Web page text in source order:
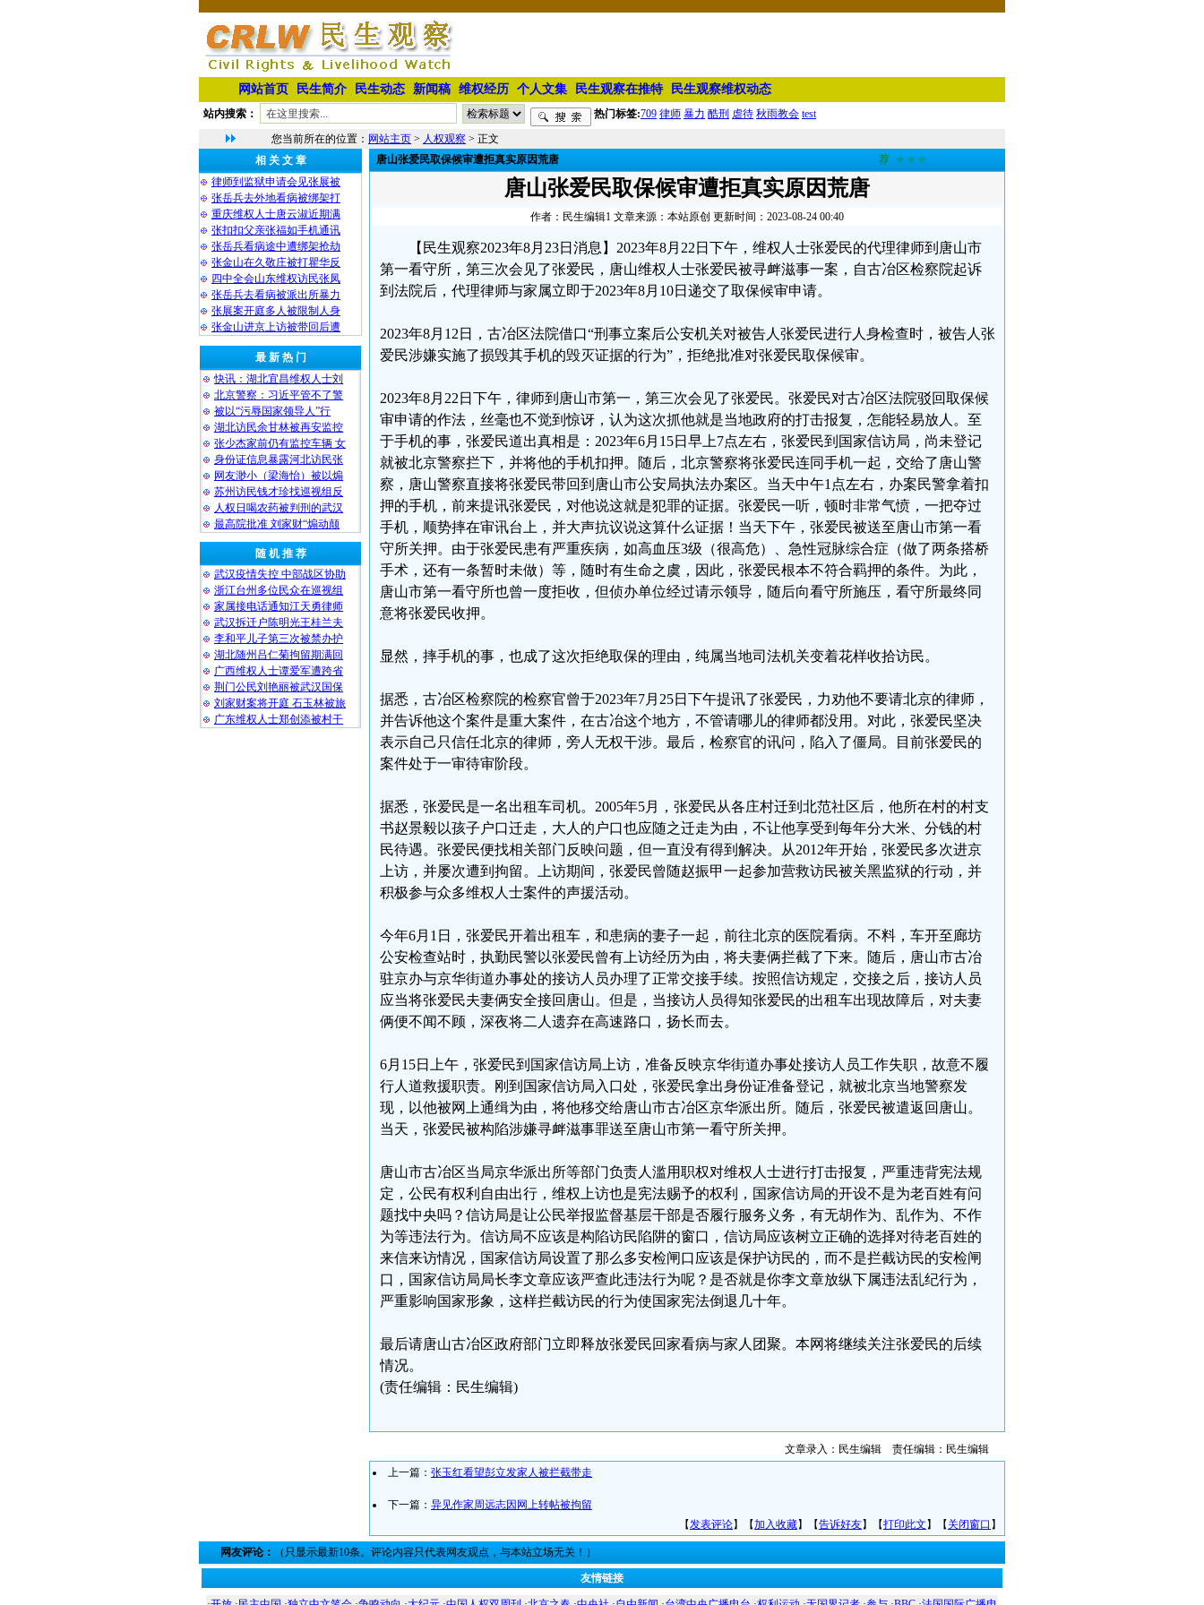
网站首页 民生简介 民生动态 新闻稿 维权经历 个人文集 民生观察在推特 民生观察维权动态
站内搜索： 热门标签:709 律师 暴力 酷刑 虐待 秋雨教会 test
您当前所在的位置： 网站主页 > 人权观察 > 正文
相 关 文 章
律师到监狱申请会见张展被
张岳兵去外地看病被绑架打
重庆维权人士唐云淑近期满
张扣扣父亲张福如手机通讯
张岳兵看病途中遭绑架抢劫
张金山在久敬庄被打瞿华反
四中全会山东维权访民张凤
张岳兵去看病被派出所暴力
张展案开庭多人被限制人身
张金山进京上访被带回后遭
最 新 热 门
快讯：湖北宜昌维权人士刘
北京警察：习近平管不了警
被以“污辱国家领导人”行
湖北访民余甘林被再安监控
张少杰家前仍有监控车辆 女
身份证信息暴露河北访民张
网友渺小（梁海怡）被以煽
苏州访民钱才珍找巡视组反
人权日喝农药被判刑的武汉
最高院批准 刘家财“煽动颠
随 机 推 荐
武汉疫情失控 中部战区协助
浙江台州多位民众在巡视组
家属接电话通知江天勇律师
武汉拆迁户陈明光王桂兰夫
李和平儿子第三次被禁办护
湖北随州吕仁菊拘留期满回
广西维权人士谭爱军遭跨省
荆门公民刘艳丽被武汉国保
刘家财案将开庭 石玉林被旅
广东维权人士郑创添被村干
唐山张爱民取保候审遭拒真实原因荒唐 荐 ★★★
唐山张爱民取保候审遭拒真实原因荒唐
作者：民生编辑1 文章来源：本站原创 更新时间：2023-08-24 00:40
【民生观察2023年8月23日消息】2023年8月22日下午，维权人士张爱民的代理律师到唐山市
第一看守所，第三次会见了张爱民，唐山维权人士张爱民被寻衅滋事一案，自古冶区检察院起诉
到法院后，代理律师与家属立即于2023年8月10日递交了取保候审申请。
2023年8月12日，古冶区法院借口“刑事立案后公安机关对被告人张爱民进行人身检查时，被告人张
爱民涉嫌实施了损毁其手机的毁灭证据的行为”，拒绝批准对张爱民取保候审。
2023年8月22日下午，律师到唐山市第一，第三次会见了张爱民。张爱民对古冶区法院驳回取保候
审申请的作法，丝毫也不觉到惊讶，认为这次抓他就是当地政府的打击报复，怎能轻易放人。至
于手机的事，张爱民道出真相是：2023年6月15日早上7点左右，张爱民到国家信访局，尚未登记
就被北京警察拦下，并将他的手机扣押。随后，北京警察将张爱民连同手机一起，交给了唐山警
察，唐山警察直接将张爱民带回到唐山市公安局执法办案区。当天中午1点左右，办案民警拿着扣
押的手机，前来提讯张爱民，对他说这就是犯罪的证据。张爱民一听，顿时非常气愤，一把夺过
手机，顺势摔在审讯台上，并大声抗议说这算什么证据！当天下午，张爱民被送至唐山市第一看
守所关押。由于张爱民患有严重疾病，如高血压3级（很高危）、急性冠脉综合症（做了两条搭桥
手术，还有一条暂时未做）等，随时有生命之虞，因此，张爱民根本不符合羁押的条件。为此，
唐山市第一看守所也曾一度拒收，但侦办单位经过请示领导，随后向看守所施压，看守所最终同
意将张爱民收押。
显然，摔手机的事，也成了这次拒绝取保的理由，纯属当地司法机关变着花样收拾访民。
据悉，古冶区检察院的检察官曾于2023年7月25日下午提讯了张爱民，力劝他不要请北京的律师，
并告诉他这个案件是重大案件，在古冶这个地方，不管请哪儿的律师都没用。对此，张爱民坚决
表示自己只信任北京的律师，旁人无权干涉。最后，检察官的讯问，陷入了僵局。目前张爱民的
案件处于一审待审阶段。
据悉，张爱民是一名出租车司机。2005年5月，张爱民从各庄村迁到北范社区后，他所在村的村支
书赵景毅以孩子户口迁走，大人的户口也应随之迁走为由，不让他享受到每年分大米、分钱的村
民待遇。张爱民便找相关部门反映问题，但一直没有得到解决。从2012年开始，张爱民多次进京
上访，并屡次遭到拘留。上访期间，张爱民曾随赵振甲一起参加营救访民被关黑监狱的行动，并
积极参与众多维权人士案件的声援活动。
今年6月1日，张爱民开着出租车，和患病的妻子一起，前往北京的医院看病。不料，车开至廊坊
公安检查站时，执勤民警以张爱民曾有上访经历为由，将夫妻俩拦截了下来。随后，唐山市古冶
驻京办与京华街道办事处的接访人员办理了正常交接手续。按照信访规定，交接之后，接访人员
应当将张爱民夫妻俩安全接回唐山。但是，当接访人员得知张爱民的出租车出现故障后，对夫妻
俩便不闻不顾，深夜将二人遗弃在高速路口，扬长而去。
6月15日上午，张爱民到国家信访局上访，准备反映京华街道办事处接访人员工作失职，故意不履
行人道救援职责。刚到国家信访局入口处，张爱民拿出身份证准备登记，就被北京当地警察发
现，以他被网上通缉为由，将他移交给唐山市古冶区京华派出所。随后，张爱民被遣返回唐山。
当天，张爱民被构陷涉嫌寻衅滋事罪送至唐山市第一看守所关押。
唐山市古冶区当局京华派出所等部门负责人滥用职权对维权人士进行打击报复，严重违背宪法规
定，公民有权利自由出行，维权上访也是宪法赐予的权利，国家信访局的开设不是为老百姓有问
题找中央吗？信访局是让公民举报监督基层干部是否履行服务义务，有无胡作为、乱作为、不作
为等违法行为。信访局不应该是构陷访民陷阱的窗口，信访局应该树立正确的选择对待老百姓的
来信来访情况，国家信访局设置了那么多安检闸口应该是保护访民的，而不是拦截访民的安检闸
口，国家信访局局长李文章应该严查此违法行为呢？是否就是你李文章放纵下属违法乱纪行为，
严重影响国家形象，这样拦截访民的行为使国家宪法倒退几十年。
最后请唐山古冶区政府部门立即释放张爱民回家看病与家人团聚。本网将继续关注张爱民的后续
情况。
(责任编辑：民生编辑)
文章录入：民生编辑 责任编辑：民生编辑
上一篇： 张玉红看望彭立发家人被拦截带走
下一篇： 异见作家周远志因网上转帖被拘留
【发表评论】【加入收藏】【告诉好友】【打印此文 】【 关闭窗口 】
网友评论： （只显示最新10条。评论内容只代表网友观点，与本站立场无关！）
友情链接